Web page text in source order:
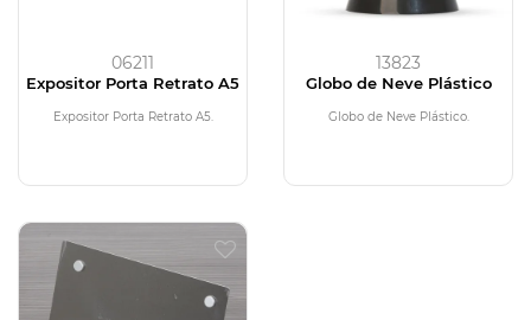
06211
Expositor Porta Retrato A5
Expositor Porta Retrato A5.
13823
Globo de Neve Plástico
Globo de Neve Plástico.